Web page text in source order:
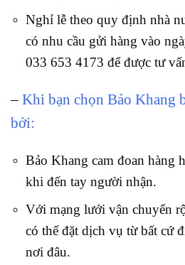
Nghỉ lễ theo quy định nhà
có nhu cầu gửi hàng vào
033 653 4173 để được tư
– Khi bạn chọn Bảo Khang
bởi:
Bảo Khang cam đoan hàng
khi đến tay người nhận.
Với mạng lưới vận chuyển
có thể đặt dịch vụ từ bất cứ
nơi đâu.